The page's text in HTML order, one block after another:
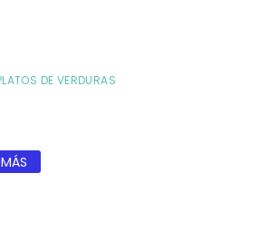
DE VERDURAS